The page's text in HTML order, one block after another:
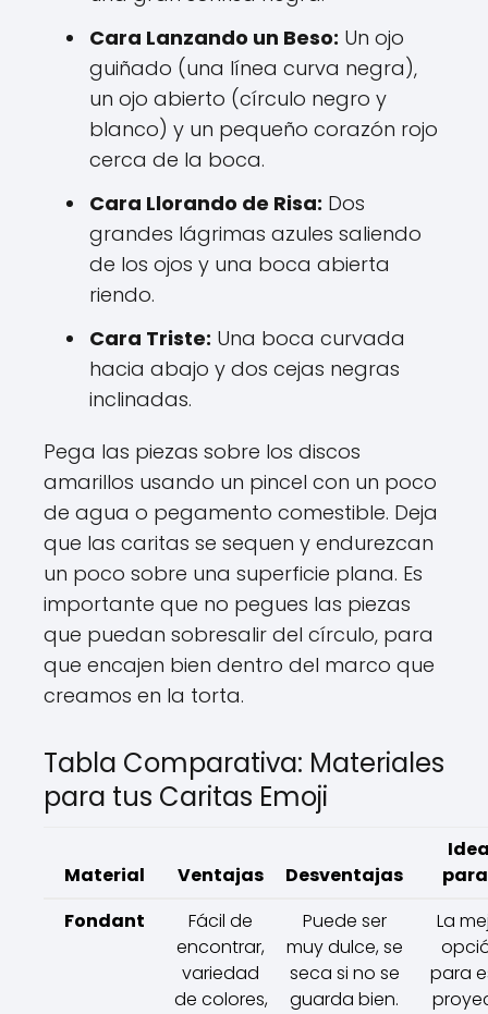
Cara Lanzando un Beso: Un ojo
guiñado (una línea curva negra),
un ojo abierto (círculo negro y
blanco) y un pequeño corazón rojo
cerca de la boca.
Cara Llorando de Risa: Dos
grandes lágrimas azules saliendo
de los ojos y una boca abierta
riendo.
Cara Triste: Una boca curvada
hacia abajo y dos cejas negras
inclinadas.
Pega las piezas sobre los discos
amarillos usando un pincel con un poco
de agua o pegamento comestible. Deja
que las caritas se sequen y endurezcan
un poco sobre una superficie plana. Es
importante que no pegues las piezas
que puedan sobresalir del círculo, para
que encajen bien dentro del marco que
creamos en la torta.
Tabla Comparativa: Materiales
para tus Caritas Emoji
Material Ventajas Desventajas
Fondant
Fácil de
encontrar,
variedad
de colores,
Puede ser
muy dulce, se
seca si no se
guarda bien.
La
para